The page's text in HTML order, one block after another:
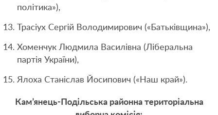
політика»),
Трасіух Сергій Володимирович («Батьківщина»),
Хоменчук Людмила Василівна (Ліберальна
партія України),
Ялоха Станіслав Йосипович («Наш край»).
Кам’янець-Подільська районна територіальна